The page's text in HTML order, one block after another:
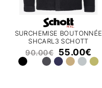
SURCHEMISE BOUTONNÉE
SHCARL3 SCHOTT
90.00€ 55.00€